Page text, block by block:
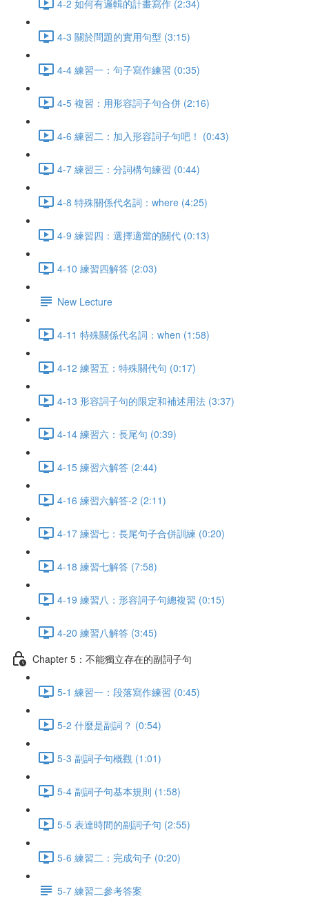
4-2 如何有邏輯的計畫寫作 (2:34)
4-3 關於問題的實用句型 (3:15)
4-4 練習一：句子寫作練習 (0:35)
4-5 複習：用形容詞子句合併 (2:16)
4-6 練習二：加入形容詞子句吧！ (0:43)
4-7 練習三：分詞構句練習 (0:44)
4-8 特殊關係代名詞：where (4:25)
4-9 練習四：選擇適當的關代 (0:13)
4-10 練習四解答 (2:03)
New Lecture
4-11 特殊關係代名詞：when (1:58)
4-12 練習五：特殊關代句 (0:17)
4-13 形容詞子句的限定和補述用法 (3:37)
4-14 練習六：長尾句 (0:39)
4-15 練習六解答 (2:44)
4-16 練習六解答-2 (2:11)
4-17 練習七：長尾句子合併訓練 (0:20)
4-18 練習七解答 (7:58)
4-19 練習八：形容詞子句總複習 (0:15)
4-20 練習八解答 (3:45)
Chapter 5：不能獨立存在的副詞子句
5-1 練習一：段落寫作練習 (0:45)
5-2 什麼是副詞？ (0:54)
5-3 副詞子句概觀 (1:01)
5-4 副詞子句基本規則 (1:58)
5-5 表達時間的副詞子句 (2:55)
5-6 練習二：完成句子 (0:20)
5-7 練習二參考答案